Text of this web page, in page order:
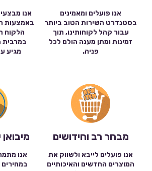
אנו פועלים ומאמינים
בסטנדרט השירות הטוב ביותר
עבור קהל לקוחותינו, תוך
זמינות ומתן מענה הולם לכל
פניה.
אנו
באמצעות
במרבית
מגיע עד 3 ימי
מבחר רב וחידושים
אנו פועלים לייבא ולשווק את
המוצרים החדשים והאיכותיים
אנו
במחירים